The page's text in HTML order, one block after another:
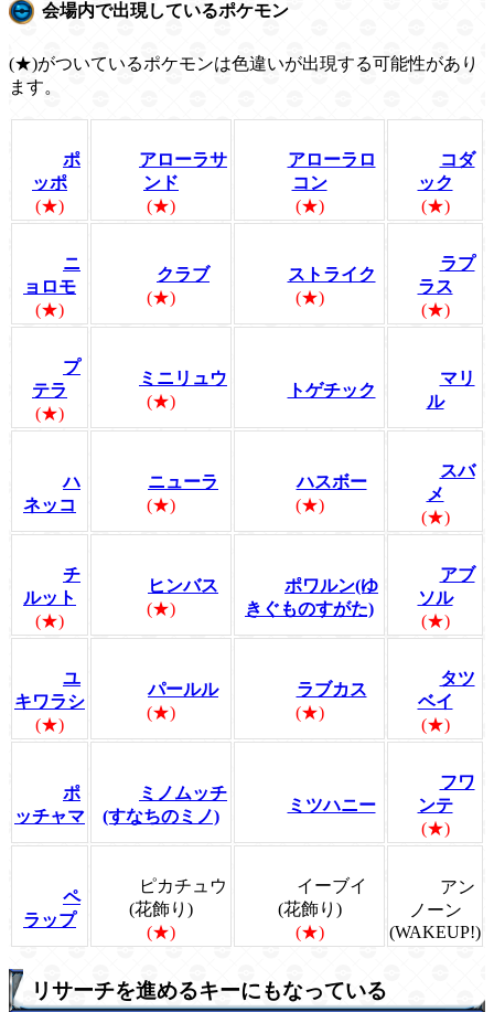
会場内で出現しているポケモン
(★)がついているポケモンは色違いが出現する可能性があり
ます。
ポ
ッポ
(★)
アローラサ
ンド
(★)
アローラロ
コン
(★)
コダ
ック
(★)
ニ
ョロモ
(★)
クラブ
(★)
ストライク
(★)
ラプ
ラス
(★)
プ
テラ
(★)
ミニリュウ
(★)
トゲチック
マリ
ル
ハ
ネッコ
ニューラ
(★)
ハスボー
(★)
スバ
メ
(★)
チ
ルット
(★)
ヒンバス
(★)
ポワルン(ゆ
きぐものすがた)
アブ
ソル
(★)
ユ
キワラシ
(★)
パールル
(★)
ラブカス
(★)
タツ
ベイ
(★)
ポ
ッチャマ
ミノムッチ
(すなちのミノ)
ミツハニー
フワ
ンテ
(★)
ペ
ラップ
ピカチュウ
(花飾り)
(★)
イーブイ
(花飾り)
(★)
アン
ノーン
(WAKEUP!)
リサーチを進めるキーにもなっている